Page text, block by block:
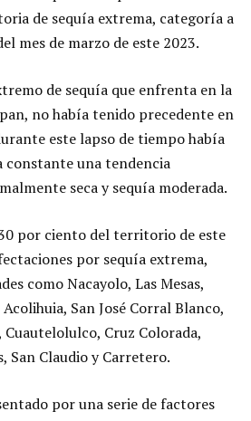
de sequía extrema, categoría a
mes de marzo de este 2023.
de sequía que enfrenta en la
no había tenido precedente en
este lapso de tiempo había
constante una tendencia
seca y sequía moderada.
por ciento del territorio de este
por sequía extrema,
como Nacayolo, Las Mesas,
San José Corral Blanco,
Cuautelolulco, Cruz Colorada,
San Claudio y Carretero.
por una serie de factores